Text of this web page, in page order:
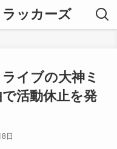
ッカーズ
ライブの大神ミ
活動休止を発
日